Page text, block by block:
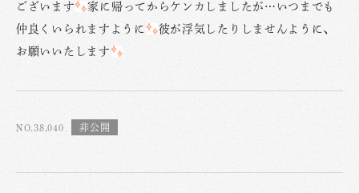
ございます
家に帰ってからケンカしましたが…いつまでも
仲良くいられますように
彼が浮気したりしませんように、
お願いいたします
NO.38,040